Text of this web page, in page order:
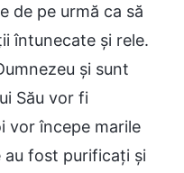
de pe urmă ca să
întunecate şi rele.
şi sunt
Său vor fi
vor începe marile
au fost purificați şi